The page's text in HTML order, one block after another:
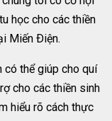
học cho các thiền
Miến Ðiện.
có thể giúp cho quí
cho các thiền sinh
hiểu rõ cách thực